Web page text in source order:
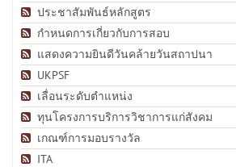
ประชาสัมพันธ์หลักสูตร
กำหนดการเกี่ยวกับการสอบ
แสดงความยินดีวันคล้ายวันสถาปนา
UKPSF
เลื่อนระดับตำแหน่ง
ทุนโครงการบริการวิชาการแก่สังคม
เกณฑ์การมอบรางวัล
ITA